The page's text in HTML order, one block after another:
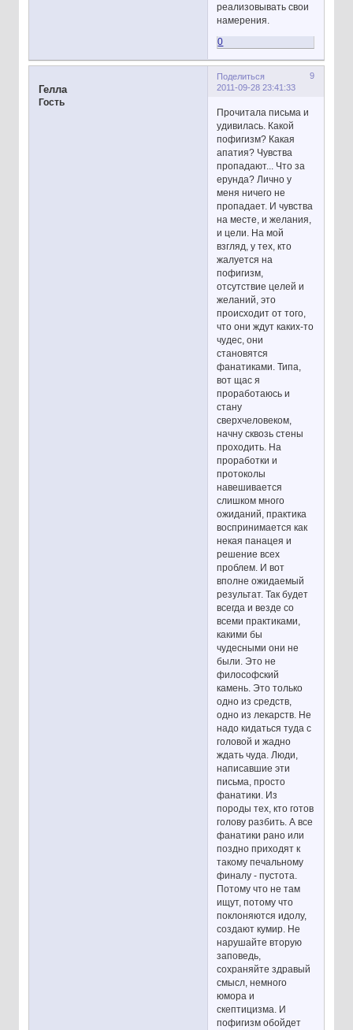
реализовывать свои
намерения.
0
Поделиться
9
2011-09-28 23:41:33
Гелла
Гость
Прочитала письма и
удивилась. Какой
пофигизм? Какая
апатия? Чувства
пропадают... Что за
ерунда? Лично у
меня ничего не
пропадает. И чувства
на месте, и желания,
и цели. На мой
взгляд, у тех, кто
жалуется на
пофигизм,
отсутствие целей и
желаний, это
происходит от того,
что они ждут каких-то
чудес, они
становятся
фанатиками. Типа,
вот щас я
проработаюсь и
стану
сверхчеловеком,
начну сквозь стены
проходить. На
проработки и
протоколы
навешивается
слишком много
ожиданий, практика
воспринимается как
некая панацея и
решение всех
проблем. И вот
вполне ожидаемый
результат. Так будет
всегда и везде со
всеми практиками,
какими бы
чудесными они не
были. Это не
философский
камень. Это только
одно из средств,
одно из лекарств. Не
надо кидаться туда с
головой и жадно
ждать чуда. Люди,
написавшие эти
письма, просто
фанатики. Из
породы тех, кто готов
голову разбить. А все
фанатики рано или
поздно приходят к
такому печальному
финалу - пустота.
Потому что не там
ищут, потому что
поклоняются идолу,
создают кумир. Не
нарушайте вторую
заповедь,
сохраняйте здравый
смысл, немного
юмора и
скептицизма. И
пофигизм обойдет